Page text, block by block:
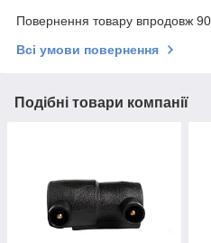
Повернення товару впродовж
Всі умови повернення
Подібні товари компанії